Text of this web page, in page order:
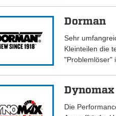
Dorman
Sehr
Kleinteilen die
"Problemlöser"
Dynomax
Die